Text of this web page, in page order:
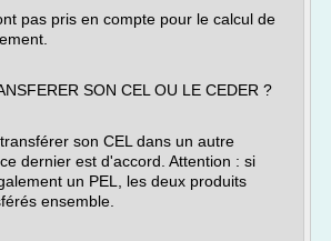
pas pris en compte pour le calcul de
SON CEL OU LE CEDER ?
son CEL dans un autre
dernier est d'accord. Attention : si
un PEL, les deux produits
ensemble.